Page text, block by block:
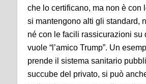
che lo certificano, ma non è con
si mantengono alti gli standard,
né con le facili rassicurazioni su
vuole “l’amico Trump”. Un
prende il sistema sanitario
succube del privato, si può